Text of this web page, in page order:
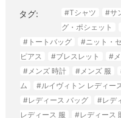
タグ: #Tシャツ #サ
グ・ポシェット
#トートバッグ
#ニット・
ピアス
#ブレスレット #
#メンズ 時計
#メンズ 服
ム
#ルイヴィトン レディー
#レディース バッグ
#レデ
レディース 服
#レディース